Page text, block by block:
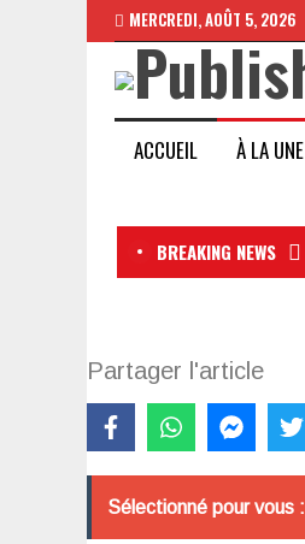
MERCREDI, AOÛT 5, 2026
ACCUEIL À LA UNE
BREAKING NEWS
Partager l'article
Sélectionné pour vous :